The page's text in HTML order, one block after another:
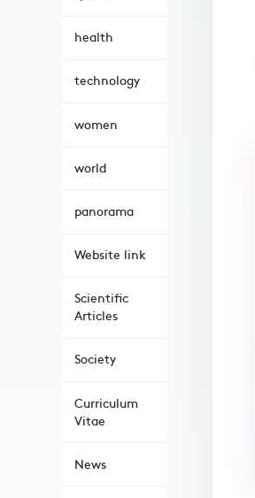
health
technology
women
world
panorama
Website link
Scientific
Articles
Society
Curriculum
Vitae
News